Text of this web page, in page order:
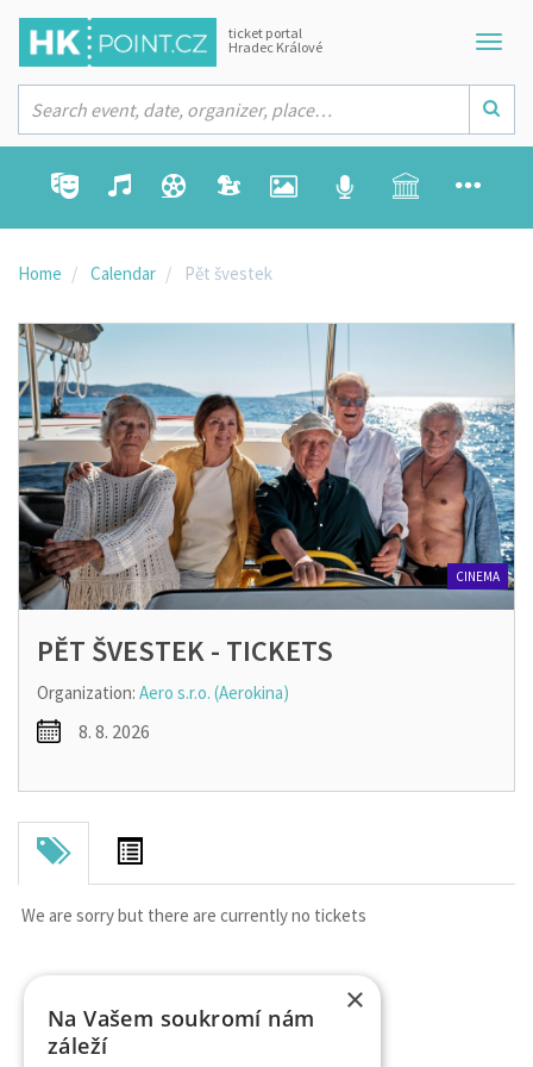
ticket portal
Hradec Králové
Home Calendar Pět švestek
PĚT ŠVESTEK - TICKETS
Organization: Aero s.r.o. (Aerokina)
8. 8. 2026
CINEMA
We are sorry but there are currently no tickets
×
Na Vašem soukromí nám
záleží